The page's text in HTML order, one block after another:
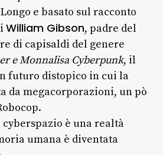
e basato sul racconto
William Gibson, padre del
di capisaldi del genere
e Monnalisa Cyberpunk, il
futuro distopico in cui la
da megacorporazioni, un pò
è una realtà
umana è diventata